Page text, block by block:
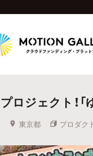
新着プロジェクト
Feature
ロジェクト！
東京都 プロダク